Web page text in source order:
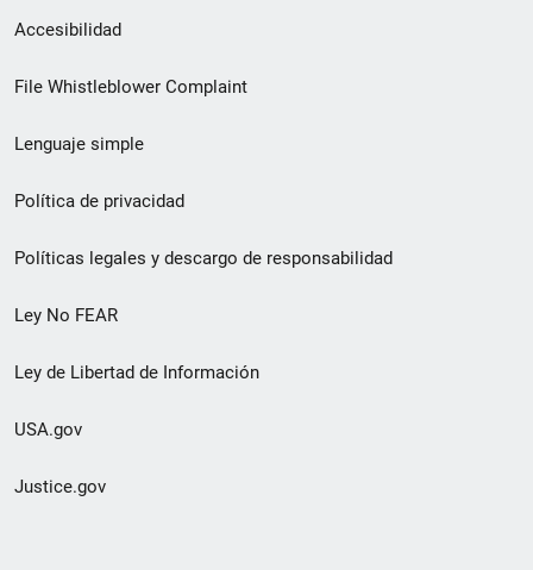
Menú
de
de
pie
de
página
Accesibilidad
File Whistleblower Complaint
Lenguaje simple
Política de privacidad
Políticas legales y descargo de responsabilidad
Ley No FEAR
Ley de Libertad de Información
USA.gov
Justice.gov